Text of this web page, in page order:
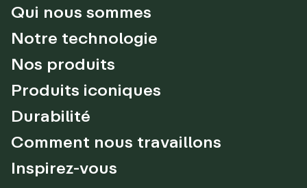
Qui nous sommes
Notre technologie
Nos produits
Produits iconiques
Durabilité
Comment nous travaillons
Inspirez-vous